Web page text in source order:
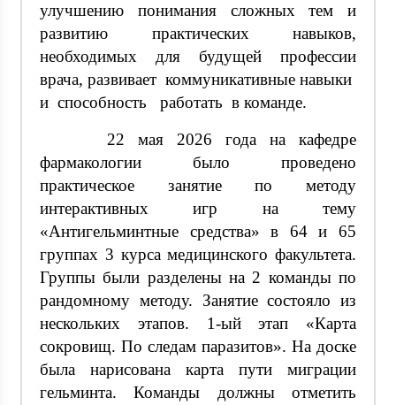
улучшению понимания сложных тем и
развитию практических навыков,
необходимых для будущей профессии
врача, развивает коммуникативные навыки
и способность работать в команде.
22 мая 2026 года на кафедре
фармакологии было проведено
практическое занятие по методу
интерактивных игр на тему
«Антигельминтные средства» в 64 и 65
группах 3 курса медицинского факультета.
Группы были разделены на 2 команды по
рандомному методу. Занятие состояло из
нескольких этапов. 1-ый этап «Карта
сокровищ. По следам паразитов». На доске
была нарисована карта пути миграции
гельминта. Команды должны отметить